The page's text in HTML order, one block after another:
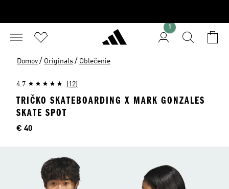
1
Domov / Originals / Oblečenie
4.7 (12)
TRIČKO SKATEBOARDING X MARK GONZALES
SKATE SPOT
Cena
€ 40